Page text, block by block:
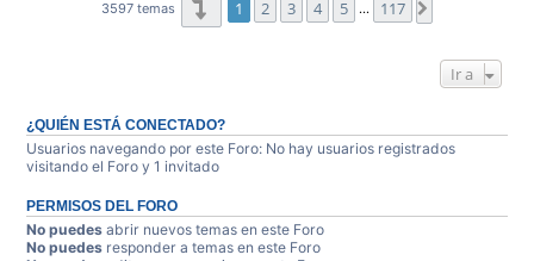
3597 temas 1 2 3 4 5 … 117
Ir a
¿QUIÉN ESTÁ CONECTADO?
Usuarios navegando por este Foro: No hay usuarios registrados
visitando el Foro y 1 invitado
PERMISOS DEL FORO
No puedes abrir nuevos temas en este Foro
No puedes responder a temas en este Foro